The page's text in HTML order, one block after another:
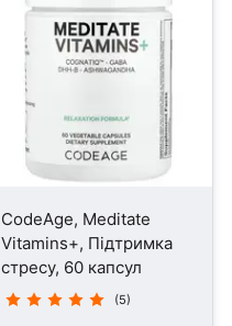
CodeAge, Meditate
Vitamins+, Підтримка
стресу, 60 капсул
(5)